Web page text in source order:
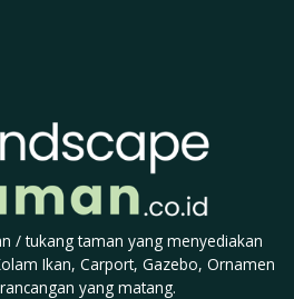
/ tukang taman yang menyediakan
Ikan, Carport, Gazebo, Ornamen
yang matang.